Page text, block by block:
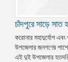
চাঁদপুরে সাড়ে সাত
করোনার মহাদুর্যোগ
উপজেলার জনগণের পাশে
এই দুই উপজেলার